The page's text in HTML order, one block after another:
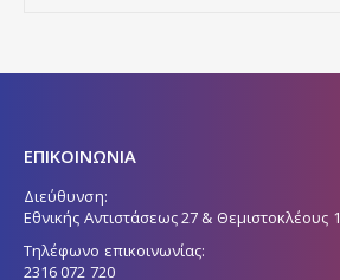
ΕΠΙΚΟΙΝΩΝΙΑ
Διεύθυνση:
Εθνικής Αντιστάσεως 27 & Θεμιστοκλέους 1
Τηλέφωνο επικοινωνίας:
2316 072 720